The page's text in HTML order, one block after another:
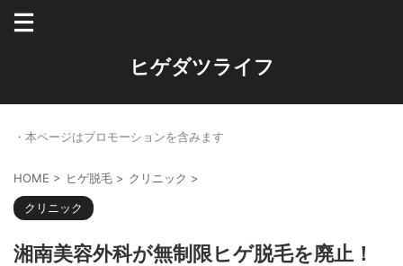
ヒゲダツライフ
・本ページはプロモーションを含みます
HOME > ヒゲ脱毛 > クリニック >
クリニック
湘南美容外科が無制限ヒゲ脱毛を廃止！